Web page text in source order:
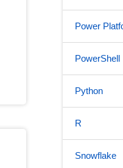
Power
PowerShell
Python
R
Snowflake